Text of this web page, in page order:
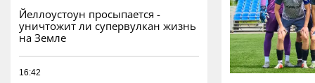
Йеллоустоун просыпается -
уничтожит ли супервулкан жизнь
на Земле
16:42